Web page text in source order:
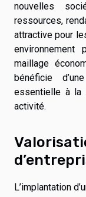
nouvelles
ressources,
attractive pour
maillage
bénéficie
essentielle à la
activité.
L’implantation